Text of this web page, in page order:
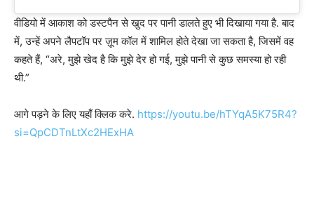
वीडियो में आकाश को डस्टपैन से खुद पर पानी डालते हुए भी दिखाया गया है. बाद
में, उन्हें अपने लैपटॉप पर ज़ूम कॉल में शामिल होते देखा जा सकता है, जिसमें वह
कहते हैं, “अरे, मुझे खेद है कि मुझे देर हो गई, मुझे पानी से कुछ समस्या हो रही
थी.”
आगे पड़ने के लिए यहाँ क्लिक करे. https://youtu.be/hTYqA5K75R4?
si=QpCDTnLtXc2HExHA